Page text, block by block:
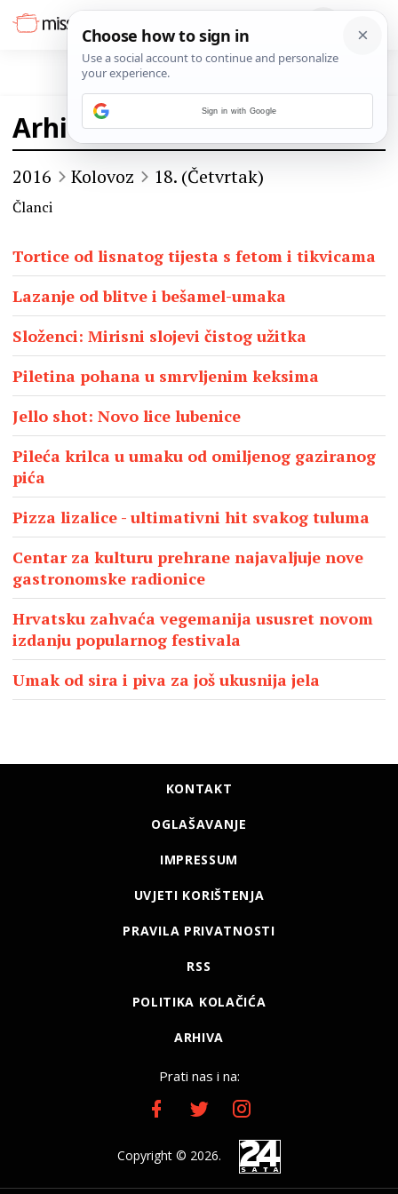
Arhiva
2016 Kolovoz 18. (Četvrtak)
Članci
Tortice od lisnatog tijesta s fetom i tikvicama
Lazanje od blitve i bešamel-umaka
Složenci: Mirisni slojevi čistog užitka
Piletina pohana u smrvljenim keksima
Jello shot: Novo lice lubenice
Pileća krilca u umaku od omiljenog gaziranog
pića
Pizza lizalice - ultimativni hit svakog tuluma
Centar za kulturu prehrane najavaljuje nove
gastronomske radionice
Hrvatsku zahvaća vegemanija ususret novom
izdanju popularnog festivala
Umak od sira i piva za još ukusnija jela
KONTAKT
OGLAŠAVANJE
IMPRESSUM
UVJETI KORIŠTENJA
PRAVILA PRIVATNOSTI
RSS
POLITIKA KOLAČIĆA
ARHIVA
Prati nas i na:
Copyright © 2026.
Sign in with Google